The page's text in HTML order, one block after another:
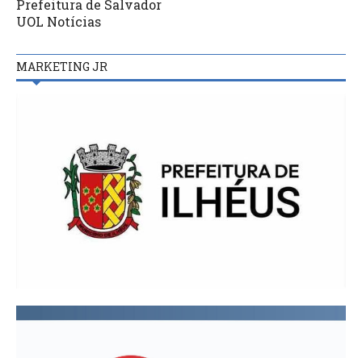
Prefeitura de Salvador
UOL Notícias
MARKETING JR